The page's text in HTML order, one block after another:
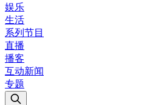
娱乐
生活
系列节目
直播
播客
互动新闻
专题